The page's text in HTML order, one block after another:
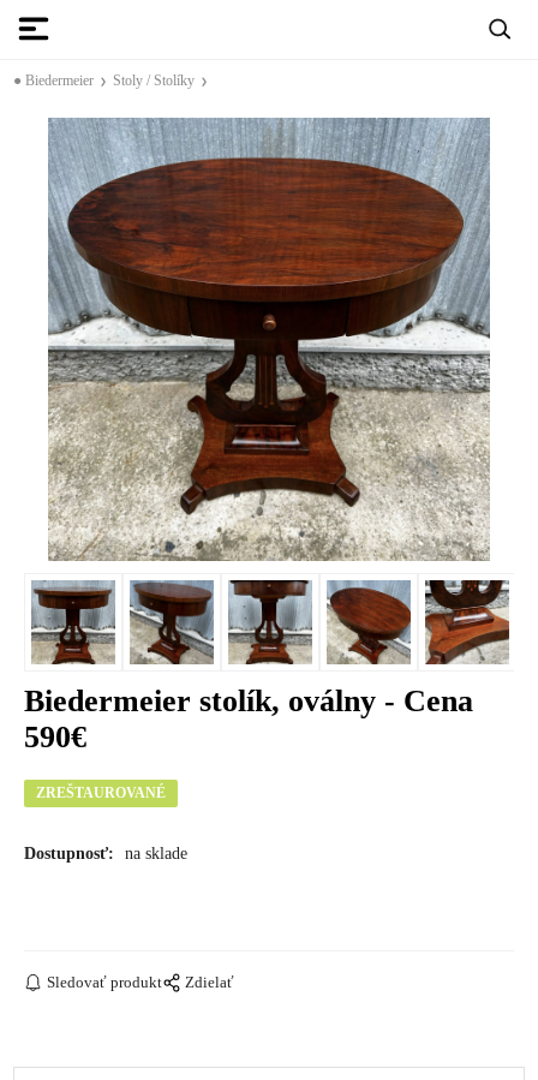
● Biedermeier Stoly / Stolíky
Biedermeier stolík, oválny - Cena
590€
ZREŠTAUROVANÉ
Dostupnosť: na sklade
Sledovať produkt Zdielať